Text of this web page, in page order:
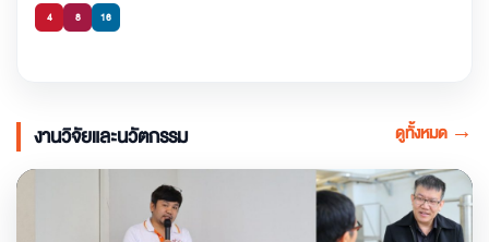
4 8 16
งานวิจัยและนวัตกรรม ดูทั้งหมด →